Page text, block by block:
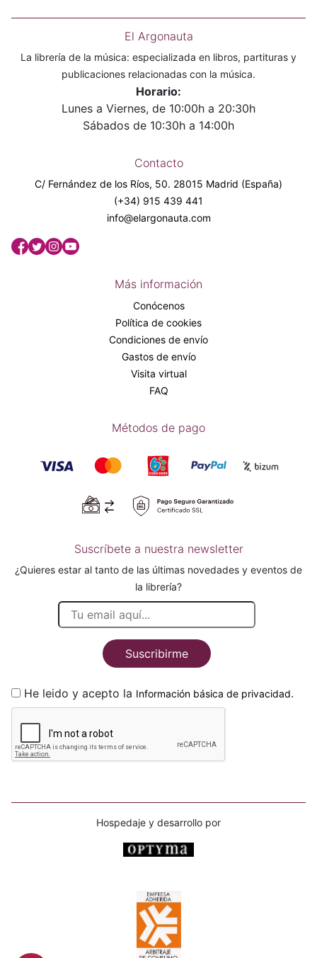
El Argonauta
La librería de la música: especializada en libros, partituras y
publicaciones relacionadas con la música.
Horario:
Lunes a Viernes, de 10:00h a 20:30h
Sábados de 10:30h a 14:00h
Contacto
C/ Fernández de los Ríos, 50. 28015 Madrid (España)
(+34) 915 439 441
info@elargonauta.com
Más información
Conócenos
Política de cookies
Condiciones de envío
Gastos de envío
Visita virtual
FAQ
Métodos de pago
Suscríbete a nuestra newsletter
¿Quieres estar al tanto de las últimas novedades y eventos de
la librería?
Suscribirme
He leido y acepto la Información básica de privacidad.
Hospedaje y desarrollo por